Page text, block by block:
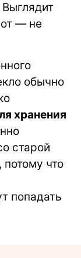
— не
обычно
хранения
старой
что
попадать